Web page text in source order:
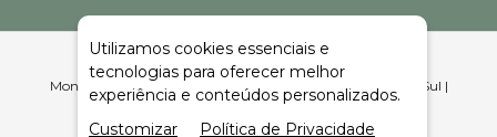
Montagem e Aluguel de Stands Construídos em Itatiba do Sul |
Celeiro Feiras e Eventos
Utilizamos cookies essenciais e
tecnologias para oferecer melhor
experiência e conteúdos personalizados.
Customizar
Política de Privacidade